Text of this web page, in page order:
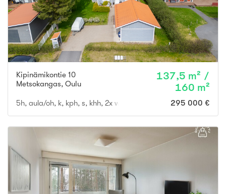
Kipinämikontie 10
Metsokangas, Oulu
137,5 m² /
160 m²
5h, aula/oh, k, kph, s, khh, 2x wc, ter., parv., vh, var, ak
295 000 €